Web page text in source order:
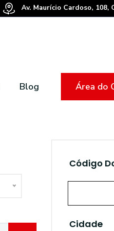
Av. Maurício Cardoso, 108,
Blog Área do
Código
Cidade